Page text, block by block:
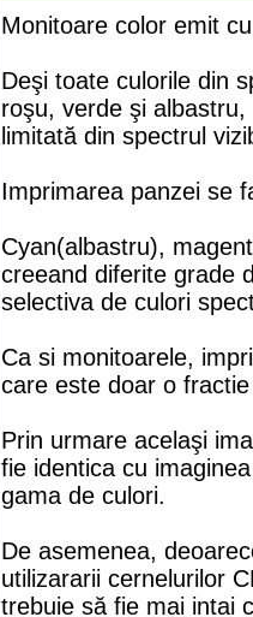
Monitoare color emit
Deşi toate culorile din
roşu, verde şi
limitată din spectrul
Imprimarea panzei se
Cyan(albastru),
creeand diferite grade
selectiva de culori
Ca si monitoarele,
care este doar o
Prin urmare acelaşi
fie identica cu
gama de culori.
De asemenea,
utilizararii cernelurilor
trebuie să fie mai intai